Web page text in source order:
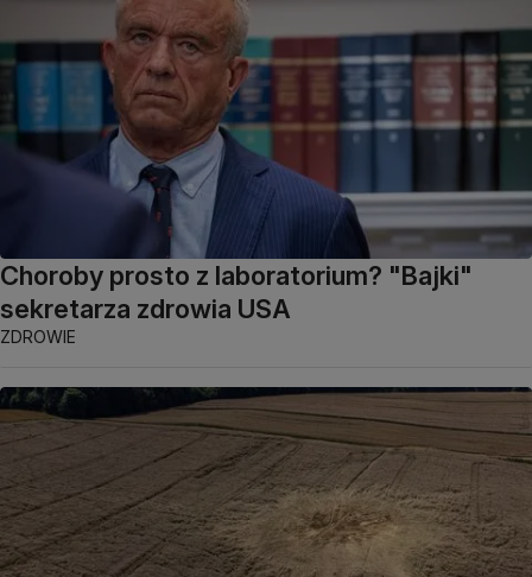
Choroby prosto z laboratorium? "Bajki"
sekretarza zdrowia USA
ZDROWIE